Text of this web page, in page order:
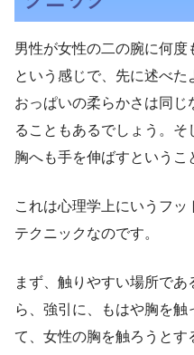
男性が女性の二の腕に何度
という感じで、先に述べ
おっぱいの柔らかさは同
ることもあるでしょう。そ
胸へも手を伸ばすというこ
これは心理学上にいうフ
テクニックなのです。
まず、触りやすい場所で
ら、強引に、もはや胸を
て、女性の胸を触ろうとす